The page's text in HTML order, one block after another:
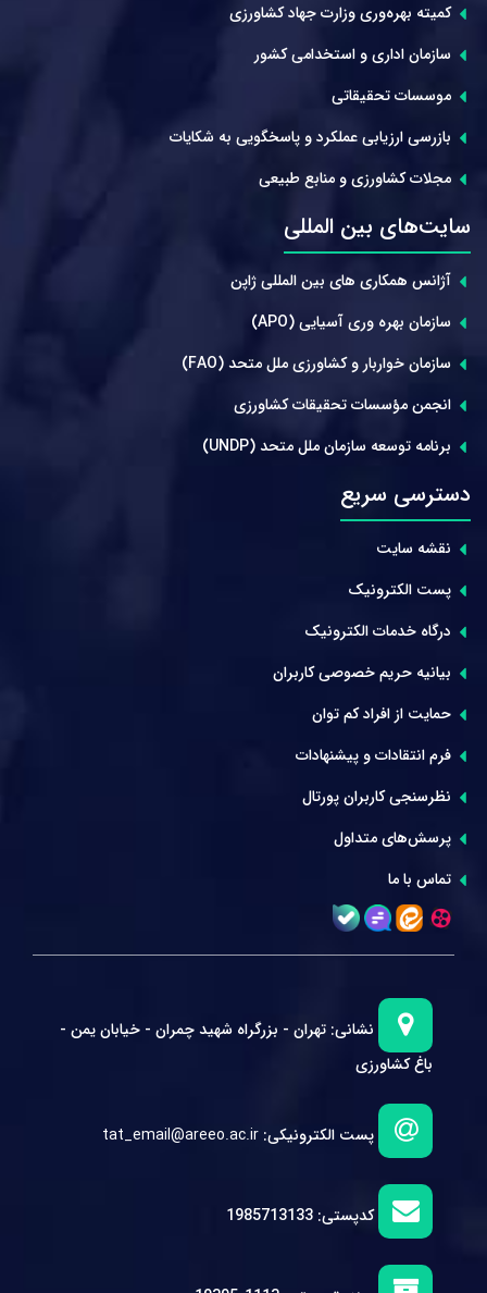
کمیته بهره‌وری وزارت جهاد کشاورزی
سازمان اداری و استخدامی کشور
موسسات تحقیقاتی
بازرسی ارزیابی عملکرد و پاسخگویی به شکایات
مجلات کشاورزی و منابع طبیعی
سایت‌های بین المللی
آژانس همکاری های بین المللی ژاپن
سازمان بهره وری آسیایی (APO)
سازمان خواربار و کشاورزی ملل متحد (FAO)
انجمن مؤسسات تحقیقات کشاورزی
برنامه توسعه سازمان ملل متحد (UNDP)
دسترسی سریع
نقشه سایت
پست الکترونیک
درگاه خدمات الکترونیک
بیانیه حریم خصوصی کاربران
حمایت از افراد کم توان
فرم انتقادات و پیشنهادات
نظرسنجی کاربران پورتال
پرسش‌های متداول
تماس با ما
نشانی: تهران - بزرگراه شهید چمران - خیابان یمن -
باغ کشاورزی
پست الکترونیکی: tat_email@areeo.ac.ir
کدپستی: 1985713133